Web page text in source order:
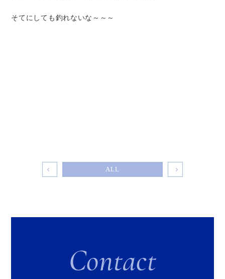
そてにしても釣れないな～～～
ALL
Contact